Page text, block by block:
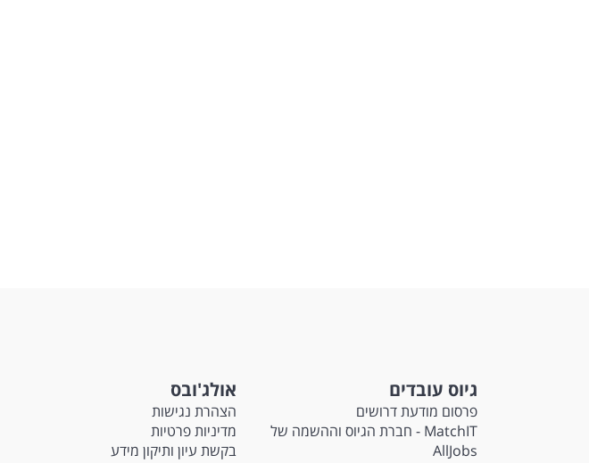
גיוס עובדים
פרסום מודעת דרושים
MatchIT - חברת הגיוס וההשמה של
AllJobs
אולג'ובס
הצהרת נגישות
מדיניות פרטיות
בקשת עיון ותיקון מידע